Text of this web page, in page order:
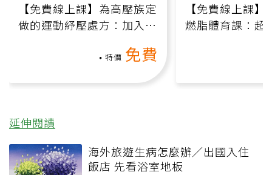
【免費線上課】為高壓族定
做的運動紓壓處方：加入行
特價 免費
【免費線上課
燃脂體育課：超
延伸閱讀
海外旅遊生病怎麼辦／出國入住
飯店 先看浴室地板